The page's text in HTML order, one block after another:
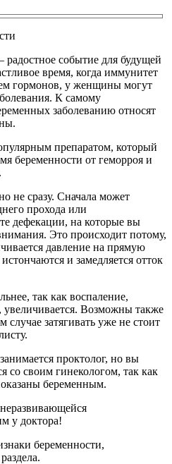
радостное событие для будущей
время, когда иммунитет
гормонов, у женщины могут
К самому
заболеванию относят
препаратом, который
беременности от геморроя и
не сразу. Сначала может
прохода или
дефекации, на которые вы
Это происходит потому,
давление на прямую
и замедляется отток
так как воспаление,
увеличивается. Возможны также
затягивать уже не стоит
проктолог, но вы
со своим гинекологом, так как
беременным.
у доктора!
беременности,